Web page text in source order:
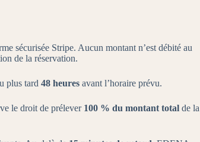
sécurisée Stripe. Aucun montant n’est débité au
de la réservation.
plus tard 48 heures avant l’horaire prévu.
le droit de prélever 100 % du montant total de la